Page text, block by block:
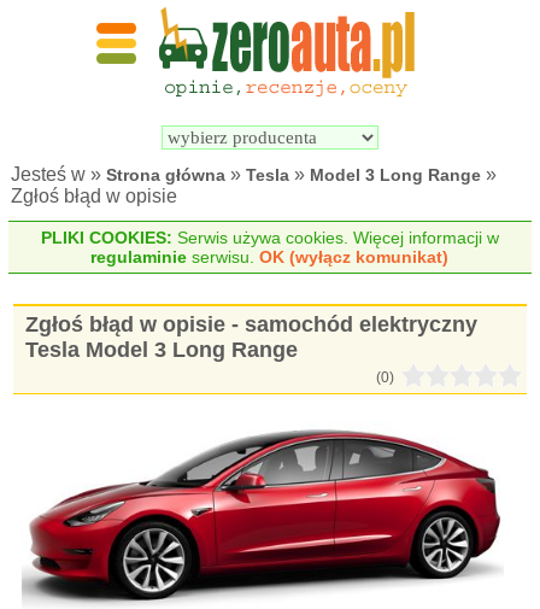
Wyszukiwarka
elektrycznych
Jesteś w »Strona główna »Tesla » Model 3 Long Range »
Zgłoś błąd w opisie
PLIKI COOKIES: Serwis używa cookies. Więcej informacji w
regulaminie serwisu.OK (wyłącz komunikat)
Zgłoś błąd w opisie - samochód elektryczny
Tesla Model 3 Long Range
(0)